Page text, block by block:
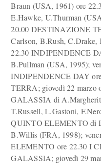
Braun (USA, 1961) ore
E.Hawke, U.Thurman
20.00 DESTINAZIONE
Carlson, B.Rush,
22.30 INDIPENDENCE
B.Pullman (USA, 1995);
INDIPENDENCE DAY
TERRA; giovedì 22
GALASSIA di
T.Russell, L.Gastoni,
QUINTO ELEMENTO di
B.Willis (FRA, 1998);
ELEMENTO ore 22.30 I
GALASSIA; giovedì 29